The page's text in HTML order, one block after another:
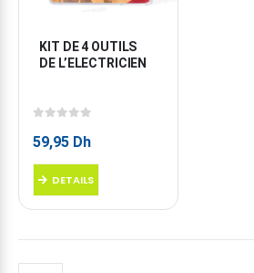
KIT DE 4 OUTILS
DE L’ELECTRICIEN
59,95 Dh
DETAILS